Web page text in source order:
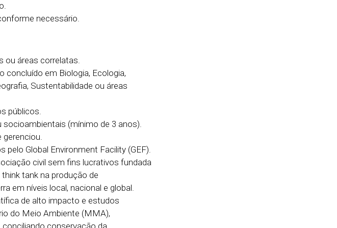
necessário.
ou áreas correlatas.
concluído em Biologia, Ecologia,
Sustentabilidade ou áreas
públicos.
(mínimo de 3 anos).
Global Environment Facility (GEF).
civil sem fins lucrativos fundada
tank na produção de
em níveis local, nacional e global.
de alto impacto e estudos
do Meio Ambiente (MMA),
conservação da